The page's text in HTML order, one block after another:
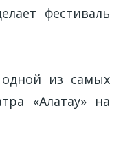
фестиваль
из самых
«Алатау» на